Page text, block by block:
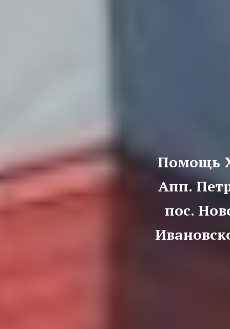
Помощь
Апп.
пос.